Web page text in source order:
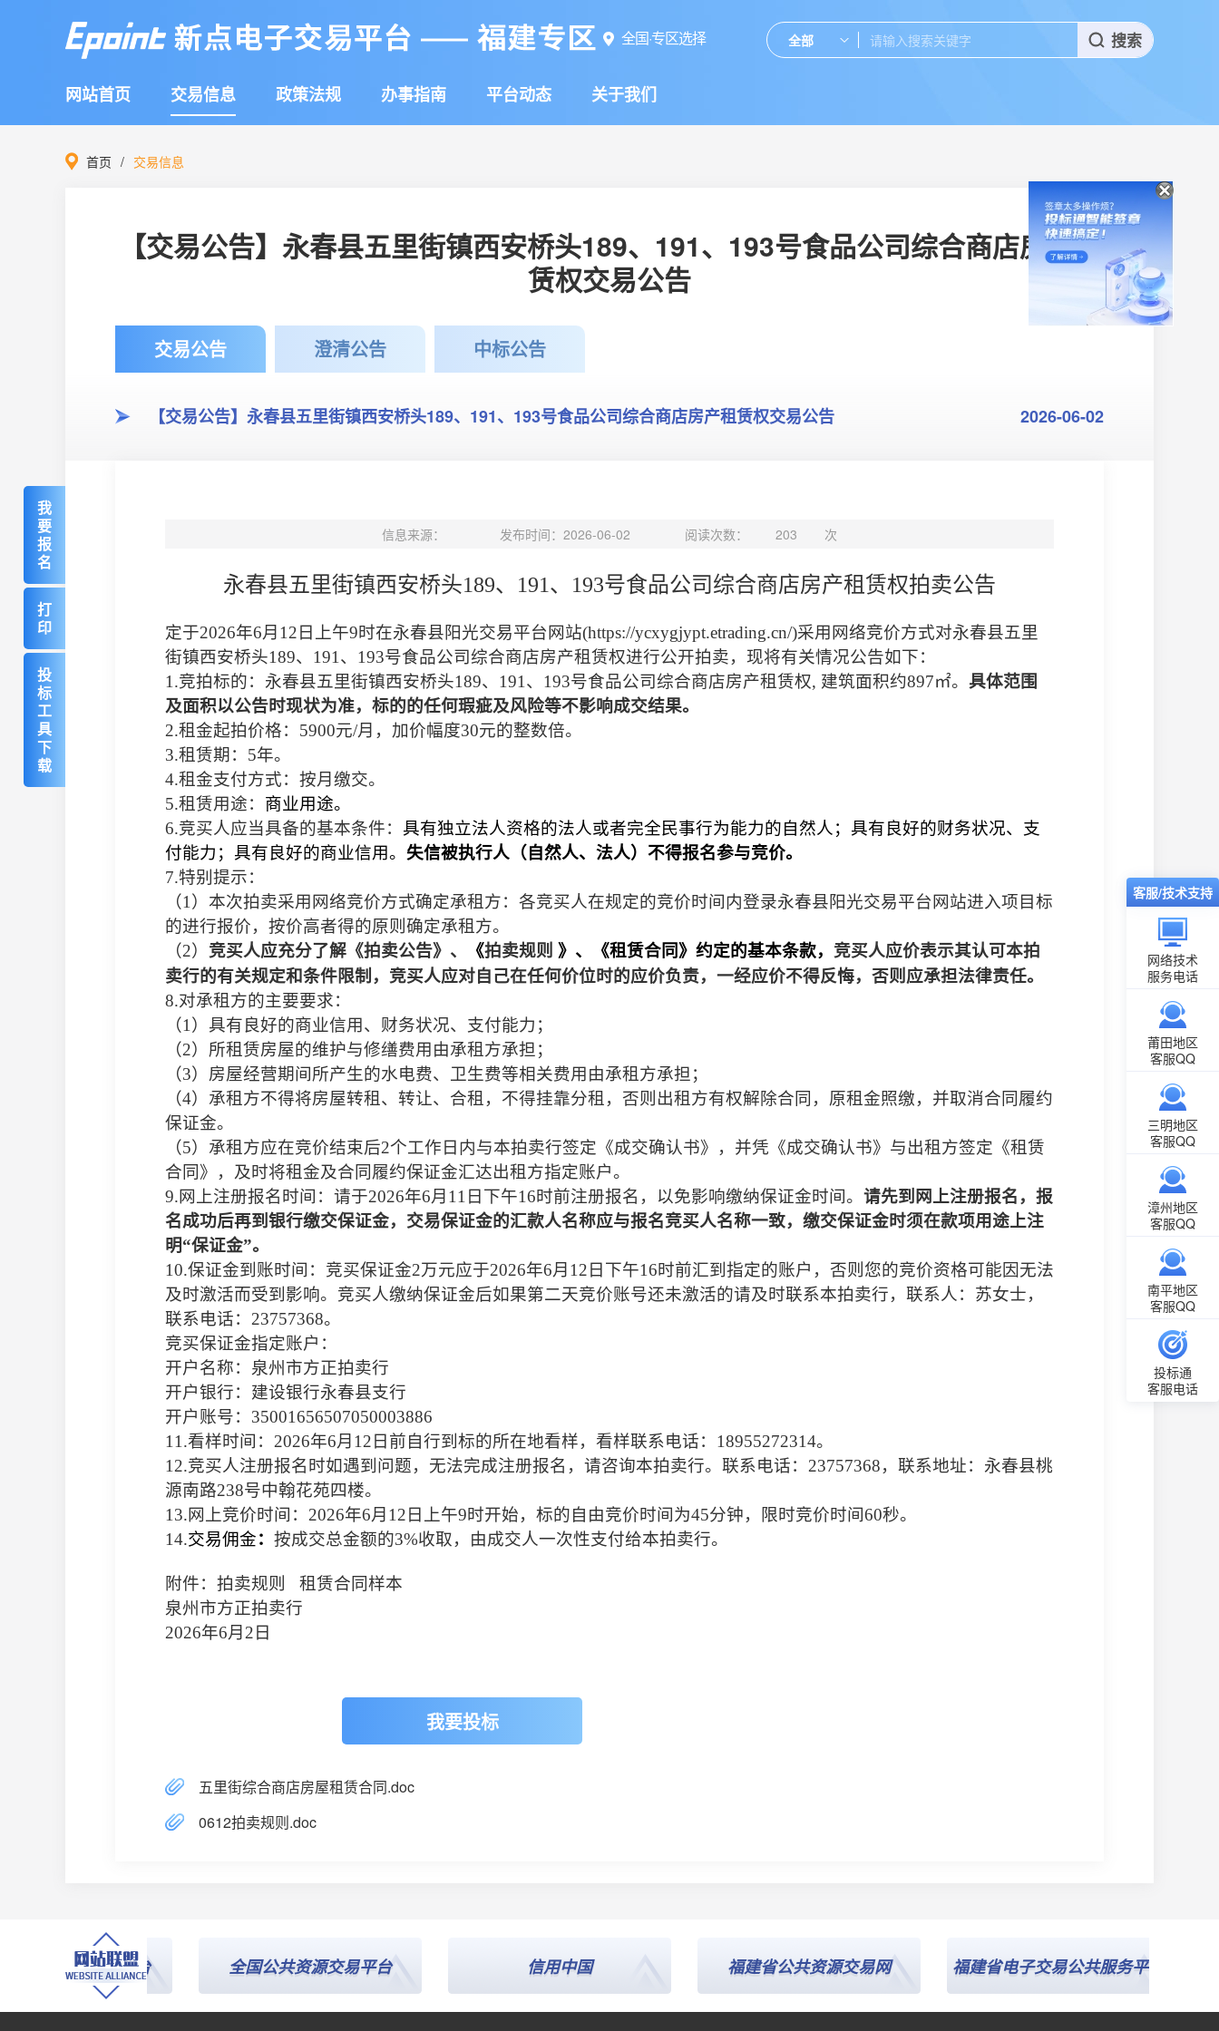
全国·专区选择 全部 搜索
网站首页 交易信息 政策法规 办事指南 平台动态 关于我们
客服/技术支持
网络技术
服务电话
莆田地区
客服QQ
三明地区
客服QQ
漳州地区
客服QQ
南平地区
客服QQ
投标通
客服电话
首页 交易信息
【交易公告】永春县五里街镇西安桥头189、191、193号食品公司综合商店房产租
赁权交易公告
交易公告 澄清公告 中标公告
【交易公告】永春县五里街镇西安桥头189、191、193号食品公司综合商店房产租赁权交易公告 2026-06-02
信息来源： 发布时间：2026-06-02 阅读次数： 203 次
永春县五里街镇西安桥头189、 191、 193号食品公司综合商店房产租赁权拍卖公告
定于2026年6月 12 日上午9时在永春县阳光交易平台网站(https://ycxygjypt.etrading.cn/)采用网络竞价方式对永春县五里
街镇西安桥头189、 191 、 193号食品公司综合商店房产租赁权进行公开拍卖，现将有关情况公告如下：
1.竞拍标的：永春县五里街镇西安桥头189、 191 、 193号食品公司综合商店房产租赁权, 建筑面积约897㎡。 具体范围
及面积以公告时现状为准， 标的的任何瑕疵及风险等不影响成交结果。
2.租金起拍价格： 5900元/月，加价幅度30元的整数倍。
3.租赁期： 5年。
4.租金支付方式：按月 缴交。
5.租赁用途： 商业用途。
6.竞买人应当具备的基本条件： 具有独立法人资格的法人或者完全民事行为能力的自然人；具有良好的财务状况、支
付能力；具有良好的商业信用。 失信被执行人（自然人、法人）不得报名参与竞价。
7.特别提示：
（1 ）本次拍卖采用网络竞价方式确定承租方：各竞买人在规定的竞价时间内登录永春县阳光交易平台网站进入项目标
的进行报价，按价高者得的原则确定承租方。
（2） 竞买人应充分了解《拍卖公告》、 《拍卖规则 》、《租赁合同》约定的基本条款， 竞买人应价表示其认可本拍
卖行的有关规定和条件限制，竞买人应对自己在任何价位时的应价负责，一经应价不得反悔，否则应承担法律责任。
8.对承租方的主要要求：
（1 ）具有良好的商业信用、财务状况、支付能力；
（2）所租赁房屋的维护与修缮费用由承租方承担；
（3）房屋经营期间所产生的水电费、卫生费等相关费用由承租方承担；
（4）承租方不得将房屋转租、转让、合租，不得挂靠分租，否则出租方有权解除合同，原租金照缴，并取消合同履约
保证金。
（5）承租方应在竞价结束后2个工作日内与本拍卖行签定《成交确认书》，并凭《成交确认书》与出租方签定《租赁
合同》，及时将租金及合同履约保证金汇达出租方指定账户。
9.网上注册报名时间：请于2026年6月 11 日下午16时前注册报名，以免影响缴纳保证金时间。 请先到网上注册报名，报
名成功后再到银行缴交保证金，交易保证金的汇款人名称应与报名竞买人名称一致，缴交保证金时须在款项用途上注
明“保证金”。
10.保证金到账时间：竞买保证金2万元应于2026年6月 12 日下午16时前汇到指定的账户，否则您的竞价资格可能因无法
及时激活而受到影响。竞买人缴纳保证金后如果第二天竞价账号还未激活的请及时联系本拍卖行，联系人：苏女士，
联系电话： 23757368。
竞买保证金指定账户：
开户名称：泉州市方正拍卖行
开户银行：建设银行永春县支行
开户账号： 35001656507050003886
11.看样时间： 2026年6月 12 日前自行到标的所在地看样，看样联系电话： 18955272314。
12.竞买人注册报名时如遇到问题，无法完成注册报名，请咨询本拍卖行。联系电话： 23757368，联系地址：永春县桃
源南路238号中翰花苑四楼。
13.网上竞价时间： 2026年6月 12 日上午9时开始，标的自由竞价时间为45分钟，限时竞价时间60秒。
14.交易佣金： 按成交总金额的3%收取， 由成交人一次性支付给本拍卖行。
附件：拍卖规则
租赁合同样本
泉州市方正拍卖行
2026年6月 2 日
我要投标
五里街综合商店房屋租赁合同.doc
0612拍卖规则.doc
我
要
报
名
打
印
投
标
工
具
下
载
标公共服务平台 全国公共资源交易平台 信用中国 福建省公共资源交易网 福建省电子交易公共服务平台